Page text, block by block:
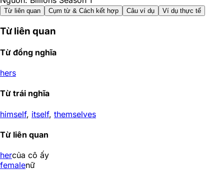
Từ liên quan Cụm từ & Cách kết hợp Câu ví dụ Ví dụ thực tế
Từ liên quan
Từ đồng nghĩa
hers
Từ trái nghĩa
himself, itself, themselves
Từ liên quan
hercủa cô ấy
femalenữ